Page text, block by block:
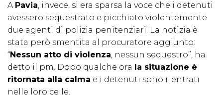
A Pavia, invece, si era sparsa la voce che i detenuti
avessero sequestrato e picchiato violentemente
due agenti di polizia penitenziari. La notizia è
stata però smentita al procuratore aggiunto:
“Nessun atto di violenza, nessun sequestro”, ha
detto il pm. Dopo qualche ora
la situazione è
ritornata alla calma e i detenuti sono rientrati
nelle loro celle.